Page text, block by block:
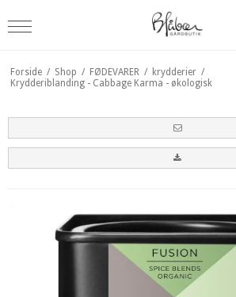
Forside / Shop / FØDEVARER / krydderier /
Krydderiblanding - Cabbage Karma - økologisk